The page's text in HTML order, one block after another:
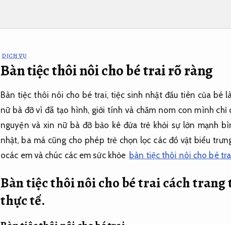
DỊCH VỤ
Bàn tiệc thôi nôi cho bé trai rõ ràng
Bàn tiệc thôi nôi cho bé trai, tiệc sinh nhật đầu tiên của bé
nữ bà đỡ vì đã tạo hình, giới tính và chăm nom con mình
nguyện và xin nữ bà đỡ bảo kê đứa trẻ khỏi sự lớn mạnh
nhật, ba má cũng cho phép trẻ chọn lọc các đồ vật biểu
ocác em và chúc các em sức khỏe bàn tiệc thôi nôi cho bé
Bàn tiệc thôi nôi cho bé trai cách
thực tế.